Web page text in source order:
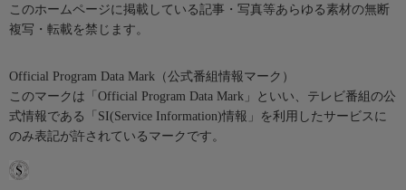
このホームページに掲載している記事・写真等あらゆる素材の無断
複写・転載を禁じます。
Official Program Data Mark（公式番組情報マーク）
このマークは「Official Program Data Mark」といい、テレビ番組の公
式情報である「SI(Service Information)情報」を利用したサービスに
のみ表記が許されているマークです。